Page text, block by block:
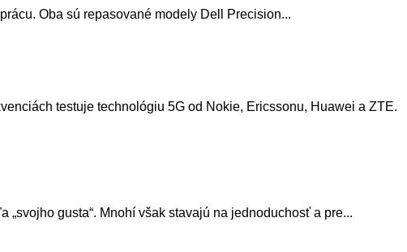
Oba sú repasované modely Dell Precision...
testuje technológiu 5G od Nokie, Ericssonu, Huawei a ZTE.
gusta“. Mnohí však stavajú na jednoduchosť a pre...